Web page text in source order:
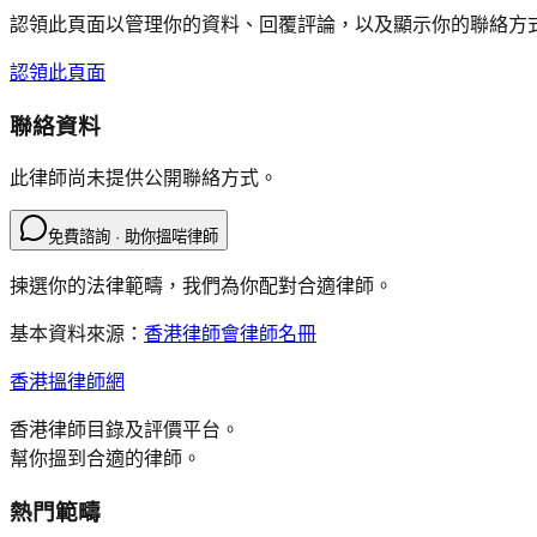
認領此頁面以管理你的資料、回覆評論，以及顯示你的聯絡方
認領此頁面
聯絡資料
此律師尚未提供公開聯絡方式。
免費諮詢 · 助你搵啱律師
揀選你的法律範疇，我們為你配對合適律師。
基本資料來源： 香港律師會律師名冊
香港搵律師網
香港律師目錄及評價平台。
幫你搵到合適的律師。
熱門範疇